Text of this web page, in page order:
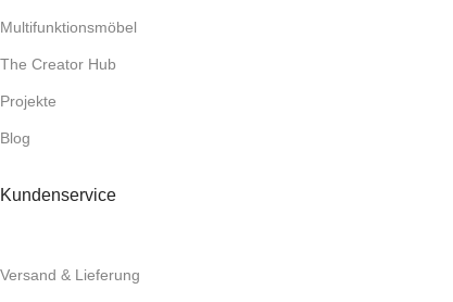
Multifunktionsmöbel
The Creator Hub
Projekte
Blog
Kundenservice
Versand & Lieferung